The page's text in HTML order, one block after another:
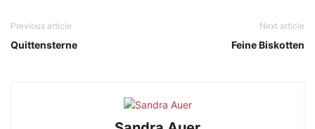
Previous article
Quittensterne
Next article
Feine Biskotten